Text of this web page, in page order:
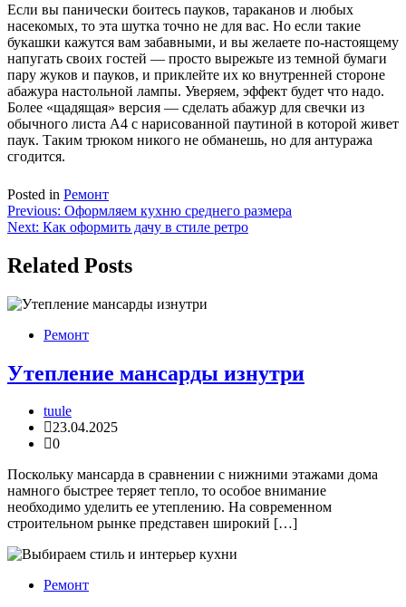
Если вы панически боитесь пауков, тараканов и любых
насекомых, то эта шутка точно не для вас. Но если такие
букашки кажутся вам забавными, и вы желаете по-настоящему
напугать своих гостей — просто вырежьте из темной бумаги
пару жуков и пауков, и приклейте их ко внутренней стороне
абажура настольной лампы. Уверяем, эффект будет что надо.
Более «щадящая» версия — сделать абажур для свечки из
обычного листа А4 с нарисованной паутиной в которой живет
паук. Таким трюком никого не обманешь, но для антуража
сгодится.
Posted in Ремонт
Навигация
по
записям
Previous: Оформляем кухню среднего размера
Next: Как оформить дачу в стиле ретро
Related Posts
Ремонт
Утепление мансарды изнутри
tuule
23.04.2025
0
Поскольку мансарда в сравнении с нижними этажами дома
намного быстрее теряет тепло, то особое внимание
необходимо уделить ее утеплению. На современном
строительном рынке представен широкий […]
Ремонт